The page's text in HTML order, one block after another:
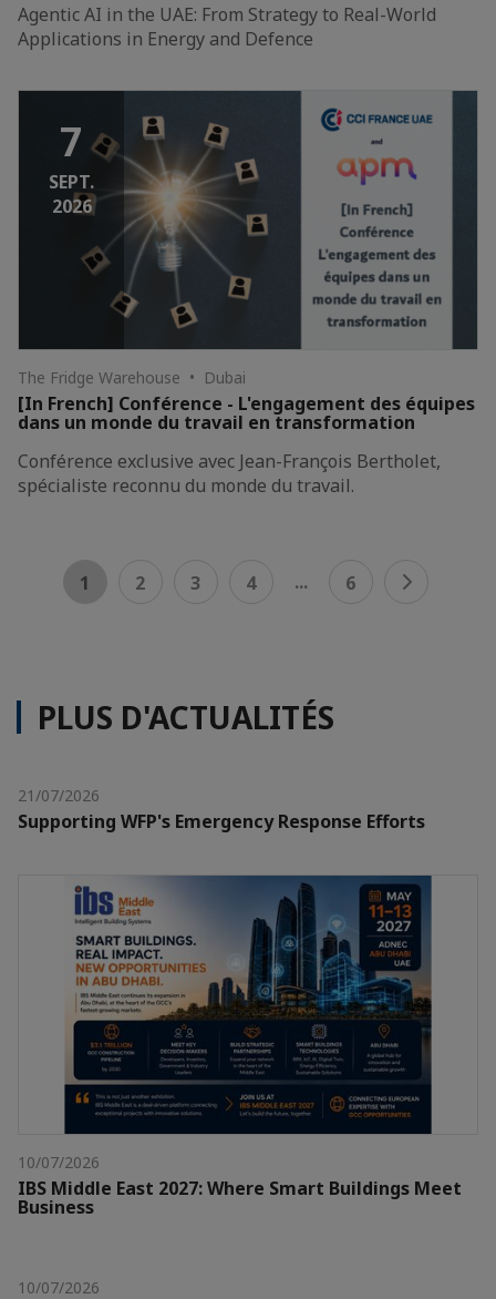
Agentic AI in the UAE: From Strategy to Real-World
Applications in Energy and Defence
7
SEPT.
2026
The Fridge Warehouse • Dubai
[In French] Conférence - L'engagement des équipes
dans un monde du travail en transformation
Conférence exclusive avec Jean-François Bertholet,
spécialiste reconnu du monde du travail.
1 2 3 4 ... 6
PLUS D'ACTUALITÉS
21/07/2026
Supporting WFP's Emergency Response Efforts
10/07/2026
IBS Middle East 2027: Where Smart Buildings Meet
Business
10/07/2026